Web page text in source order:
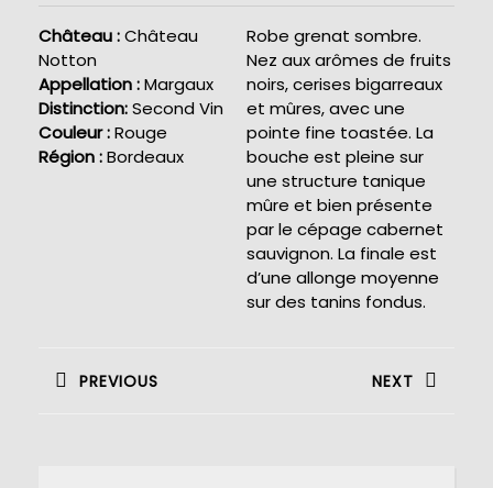
Robe grenat sombre.
Nez aux arômes de fruits
noirs, cerises bigarreaux
et mûres, avec une
pointe fine toastée. La
bouche est pleine sur
une structure tanique
mûre et bien présente
par le cépage cabernet
sauvignon. La finale est
d’une allonge moyenne
sur des tanins fondus.
Château :Château
Notton
Appellation :Margaux
Distinction:Second Vin
Couleur :Rouge
Région :Bordeaux
dePREVIOUS NEXT